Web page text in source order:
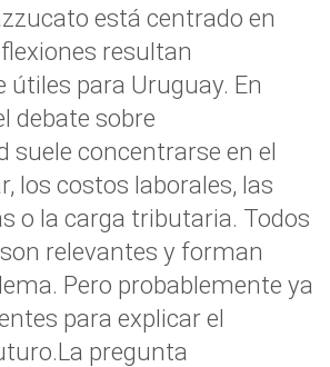
está centrado en
resultan
útiles para Uruguay. En
debate sobre
suele concentrarse en el
los costos laborales, las
o la carga tributaria. Todos
relevantes y forman
Pero probablemente ya
para explicar el
pregunta